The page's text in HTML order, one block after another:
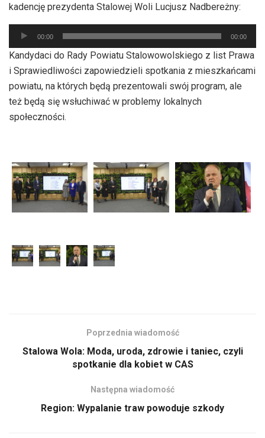
kadencję prezydenta Stalowej Woli Lucjusz Nadbereżny:
Odtwarzacz
plików
dźwiękowych
00:00 00:00
Kandydaci do Rady Powiatu Stalowowolskiego z list Prawa
i Sprawiedliwości zapowiedzieli spotkania z mieszkańcami
powiatu, na których będą prezentowali swój program, ale
też będą się wsłuchiwać w problemy lokalnych
społeczności.
Poprzednia wiadomość
Stalowa Wola: Moda, uroda, zdrowie i taniec, czyli
spotkanie dla kobiet w CAS
Następna wiadomość
Region: Wypalanie traw powoduje szkody